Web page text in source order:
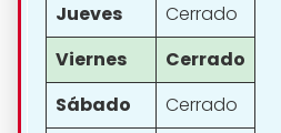
Jueves
Cerrado
Viernes
Cerrado
Sábado
Cerrado